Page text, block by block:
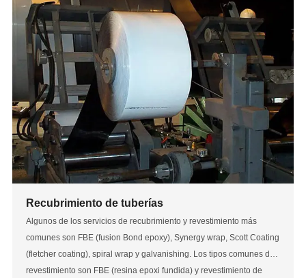
Recubrimiento de tuberías
Algunos de los servicios de recubrimiento y revestimiento más
comunes son FBE (fusion Bond epoxy), Synergy wrap, Scott Coating
(fletcher coating), spiral wrap y galvanishing. Los tipos comunes de
revestimiento son FBE (resina epoxi fundida) y revestimiento de